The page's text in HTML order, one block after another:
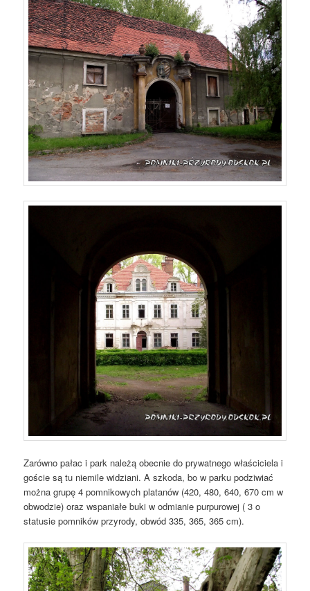
Zarówno pałac i park należą obecnie do prywatnego właściciela i
goście są tu niemile widziani. A szkoda, bo w parku podziwiać
można grupę 4 pomnikowych platanów (420, 480, 640, 670 cm w
obwodzie) oraz wspaniałe buki w odmianie purpurowej ( 3 o
statusie pomników przyrody, obwód 335, 365, 365 cm).